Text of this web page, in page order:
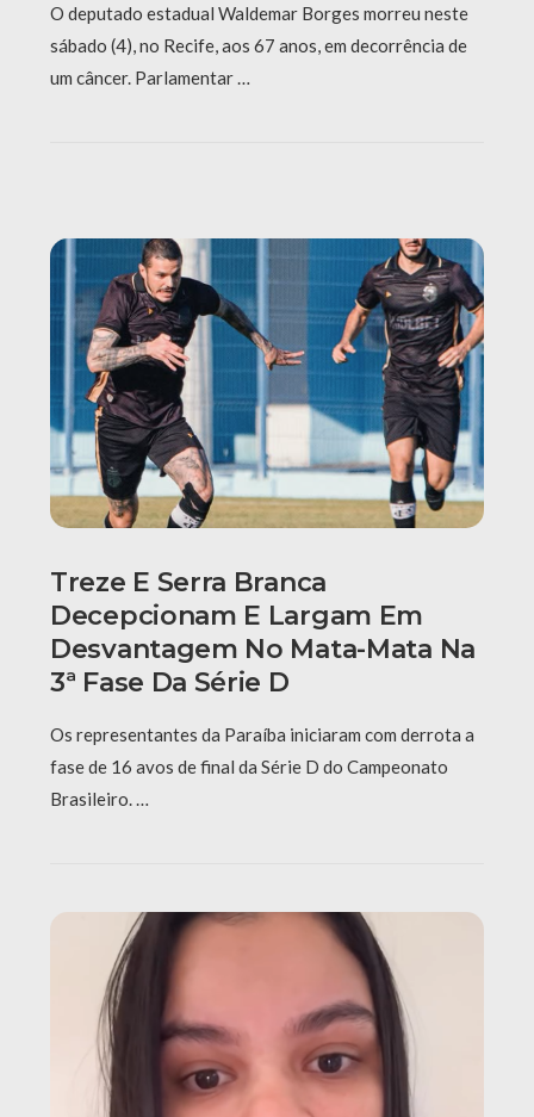
O deputado estadual Waldemar Borges morreu neste
sábado (4), no Recife, aos 67 anos, em decorrência de
um câncer. Parlamentar …
Treze E Serra Branca
Decepcionam E Largam Em
Desvantagem No Mata-Mata Na
3ª Fase Da Série D
Os representantes da Paraíba iniciaram com derrota a
fase de 16 avos de final da Série D do Campeonato
Brasileiro. …